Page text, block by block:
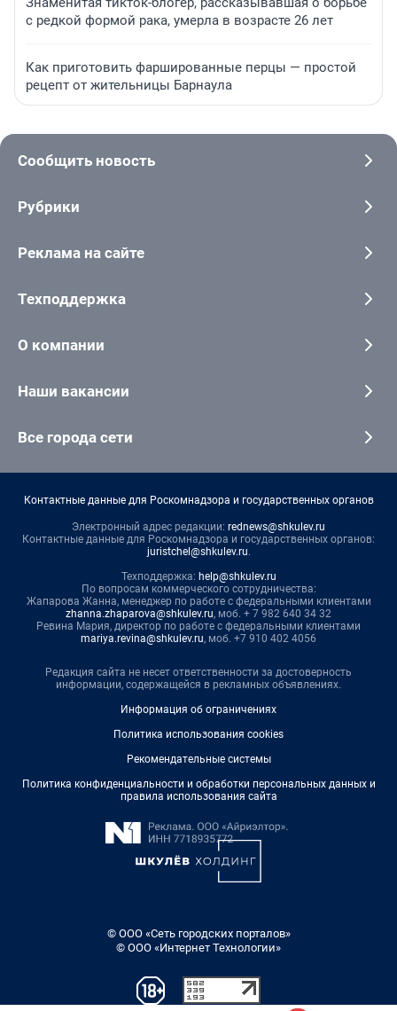
с редкой формой рака, умерла в возрасте 26 лет
Как приготовить фаршированные перцы — простой
рецепт от жительницы Барнаула
Сообщить новость
Рубрики
Реклама на сайте
Техподдержка
О компании
Наши вакансии
Все города сети
Контактные данные для Роскомнадзора и государственных органов
Электронный адрес редакции: rednews@shkulev.ru
Контактные данные для Роскомнадзора и государственных органов:
juristchel@shkulev.ru.
Техподдержка: help@shkulev.ru
По вопросам коммерческого сотрудничества:
Жапарова Жанна, менеджер по работе с федеральными клиентами
zhanna.zhaparova@shkulev.ru, моб. + 7 982 640 34 32
Ревина Мария, директор по работе с федеральными клиентами
mariya.revina@shkulev.ru, моб. +7 910 402 4056
Редакция сайта не несет ответственности за достоверность
информации, содержащейся в рекламных объявлениях.
Информация об ограничениях
Политика использования cookies
Рекомендательные системы
Политика конфиденциальности и обработки персональных данных и
правила использования сайта
© ООО «Сеть городских порталов»
© ООО «Интернет Технологии»